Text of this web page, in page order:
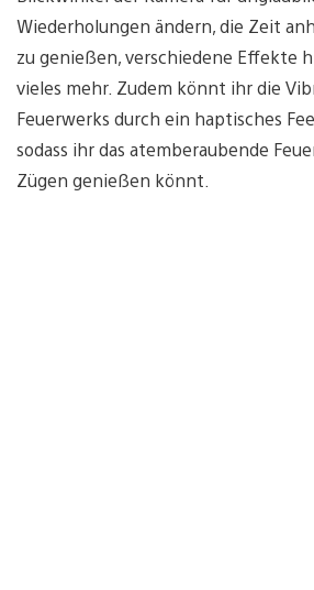
Wiederholungen ändern, die Zeit
zu genießen, verschiedene Effekte
vieles mehr. Zudem könnt ihr die
Feuerwerks durch ein haptisches
sodass ihr das atemberaubende
Zügen genießen könnt.